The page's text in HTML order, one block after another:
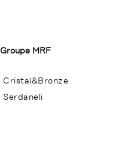
Groupe MRF
Cristal&Bronze
Serdaneli